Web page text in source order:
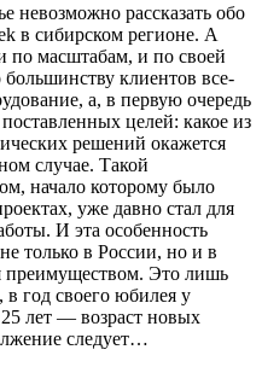
невозможно рассказать обо
в сибирском регионе. А
масштабам, и по своей
клиентов все-
а, в первую очередь
целей: какое из
решений окажется
случае. Такой
начало которому было
уже давно стал для
И эта особенность
только в России, но и в
преимуществом. Это лишь
год своего юбилея у
лет — возраст новых
следует…